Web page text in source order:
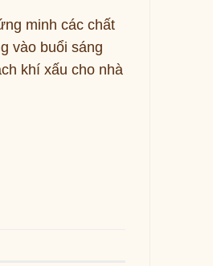
minh các chất
vào buổi sáng
khí xấu cho nhà